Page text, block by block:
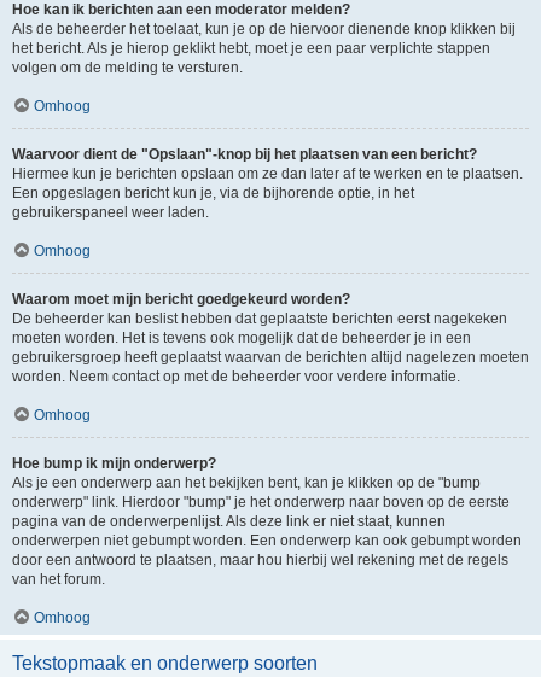
Hoe kan ik berichten aan een moderator melden?
Als de beheerder het toelaat, kun je op de hiervoor dienende knop klikken bij
het bericht. Als je hierop geklikt hebt, moet je een paar verplichte stappen
volgen om de melding te versturen.
Omhoog
Waarvoor dient de "Opslaan"-knop bij het plaatsen van een bericht?
Hiermee kun je berichten opslaan om ze dan later af te werken en te plaatsen.
Een opgeslagen bericht kun je, via de bijhorende optie, in het
gebruikerspaneel weer laden.
Omhoog
Waarom moet mijn bericht goedgekeurd worden?
De beheerder kan beslist hebben dat geplaatste berichten eerst nagekeken
moeten worden. Het is tevens ook mogelijk dat de beheerder je in een
gebruikersgroep heeft geplaatst waarvan de berichten altijd nagelezen moeten
worden. Neem contact op met de beheerder voor verdere informatie.
Omhoog
Hoe bump ik mijn onderwerp?
Als je een onderwerp aan het bekijken bent, kan je klikken op de "bump
onderwerp" link. Hierdoor "bump" je het onderwerp naar boven op de eerste
pagina van de onderwerpenlijst. Als deze link er niet staat, kunnen
onderwerpen niet gebumpt worden. Een onderwerp kan ook gebumpt worden
door een antwoord te plaatsen, maar hou hierbij wel rekening met de regels
van het forum.
Omhoog
Tekstopmaak en onderwerp soorten